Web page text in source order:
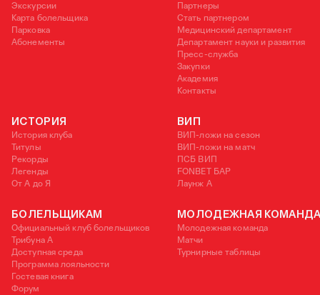
Экскурсии
Карта болельщика
Парковка
Абонементы
Партнеры
Стать партнером
Медицинский департамент
Департамент науки и развития
Пресс-служба
Закупки
Академия
Контакты
ИСТОРИЯ
История клуба
Титулы
Рекорды
Легенды
От А до Я
ВИП
ВИП-ложи на сезон
ВИП-ложи на матч
ПСБ ВИП
FONBET БАР
Лаунж A
БОЛЕЛЬЩИКАМ
Официальный клуб болельщиков
Трибуна А
Доступная среда
Программа лояльности
Гостевая книга
Форум
МОЛОДЕЖНАЯ
Молодежная команда
Матчи
Турнирные таблицы